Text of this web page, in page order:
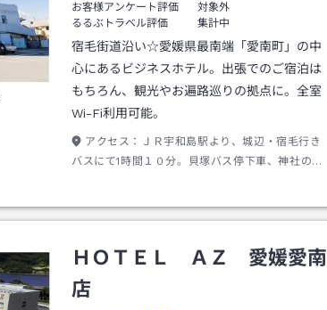
お客様アンケート評価
対象外
るるぶトラベル評価
集計中
宿毛街道沿い☆愛媛県最南端「愛南町」の中
心にあるビジネスホテル。出張でのご宿泊は
もちろん、観光やお遍路巡りの拠点に。全室
Wi-Fi利用可能。
アクセス：
ＪＲ宇和島駅より、城辺・宿毛行き
バスにて1時間１０分。貝塚バス停下車、神社の鳥
ＨＯＴＥＬ ＡＺ 愛媛愛南
店